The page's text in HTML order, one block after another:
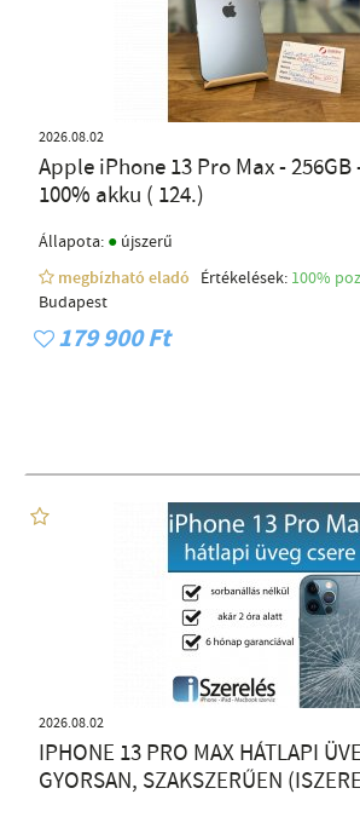
2026.08.02
Apple iPhone 13 Pro Max -
100% akku ( 124.)
Állapota: ● újszerű
megbízható eladó
Értékelések: 100%
Budapest
179 900 Ft
2026.08.02
IPHONE 13 PRO MAX HÁTLAPI
GYORSAN, SZAKSZERŰEN